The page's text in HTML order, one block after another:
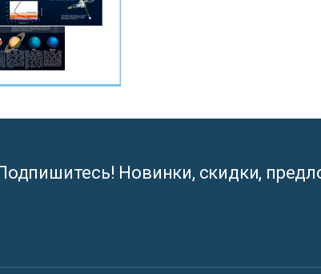
Новинки, скидки,